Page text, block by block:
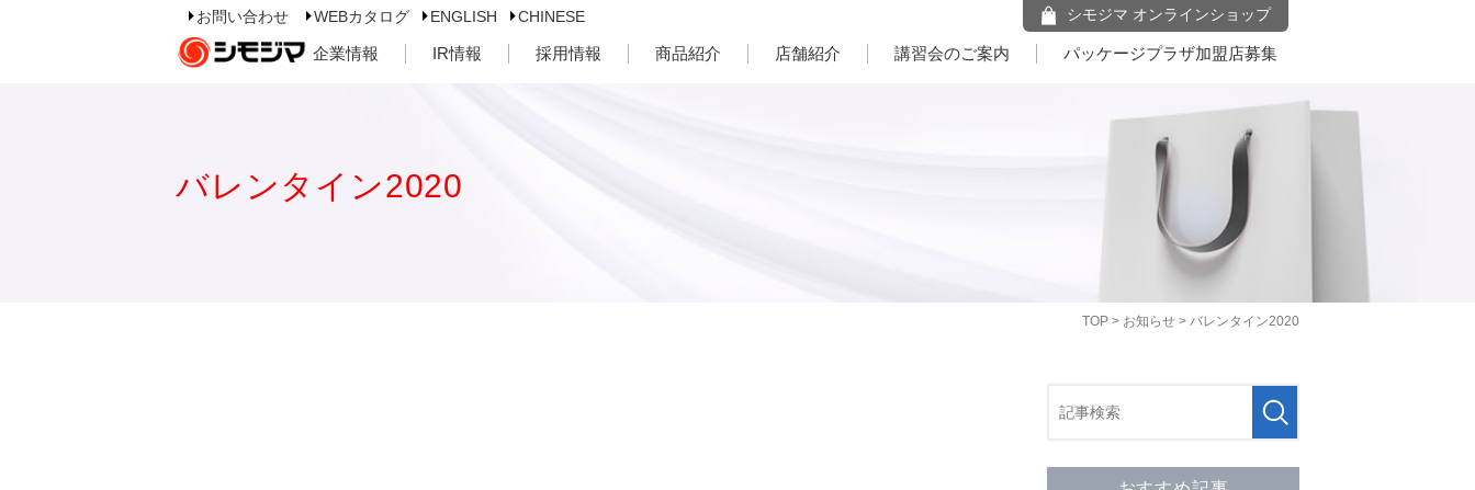
お問い合わせ WEBカタログ ENGLISH CHINESE シモジマ オンラインショップ
企業情報 IR情報 採用情報 商品紹介 店舗紹介 講習会のご案内 パッケージプラザ加盟店募集
TOP > お知らせ > バレンタイン2020
バレンタイン2020